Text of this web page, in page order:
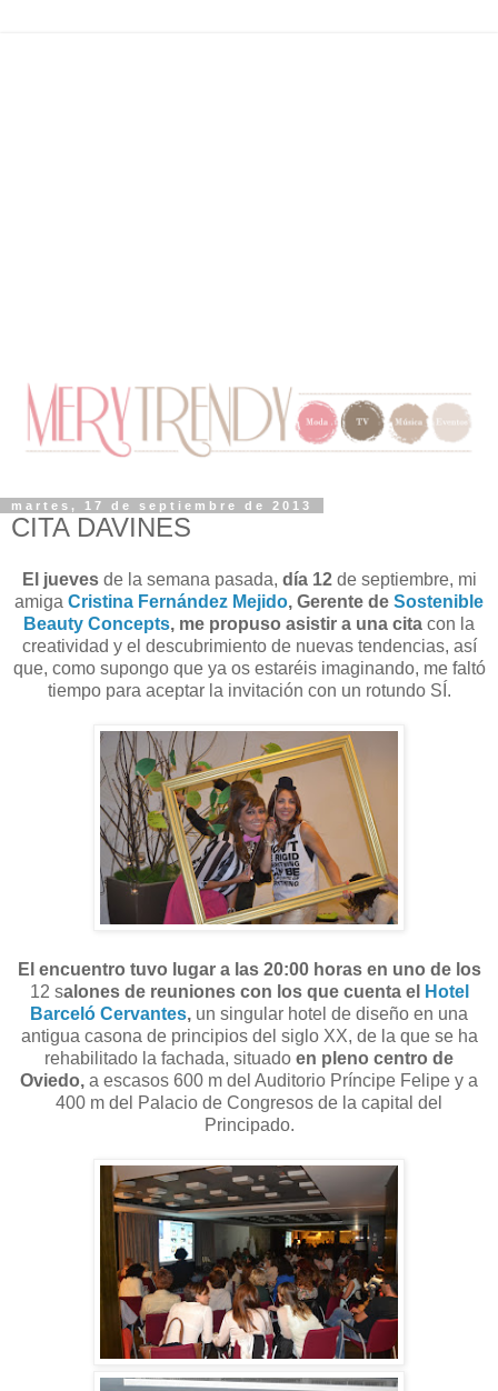
martes, 17 de septiembre de 2013
CITA DAVINES
El jueves de la semana pasada, día 12de septiembre, mi
amiga Cristina Fernández Mejido, Gerente de Sostenible
Beauty Concepts, me propuso asistir a una cita con la
creatividad y el descubrimiento de nuevas tendencias, así
que, como supongo que ya os estaréis imaginando, me faltó
tiempo para aceptar la invitación con un rotundo SÍ.
El encuentro tuvo lugar a las 20:00 horas en uno de los
12 salones de reuniones con los que cuenta el
Hotel
Barceló Cervantes, un singular hotel de diseño en una
antigua casona de principios del siglo XX, de la que se ha
rehabilitado la fachada, situado en pleno centro de
Oviedo, a escasos 600 m del Auditorio Príncipe Felipe y a
400 m del Palacio de Congresos de la capital del
Principado.